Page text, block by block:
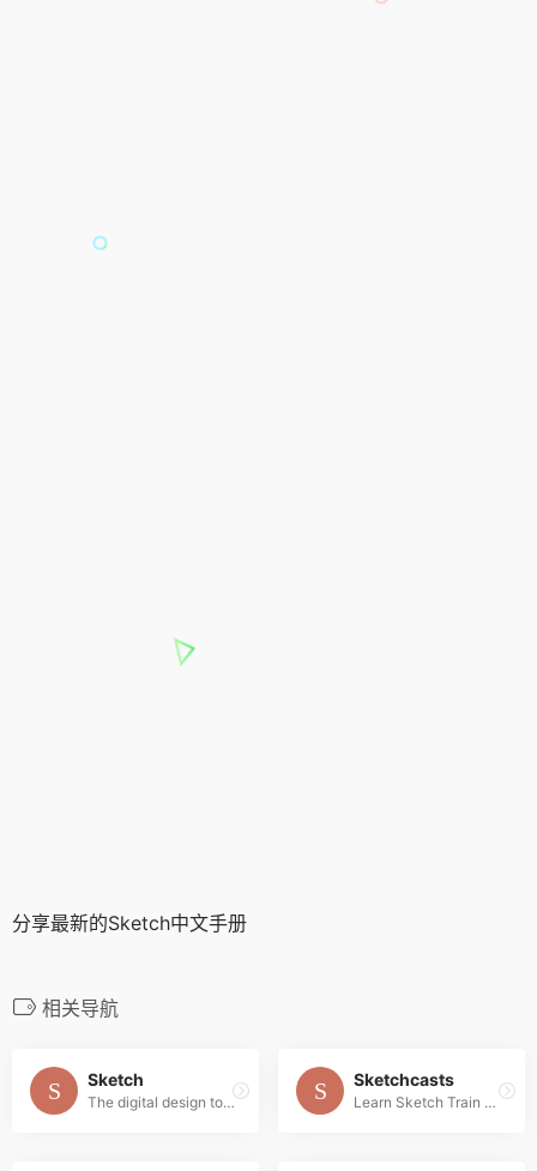
分享最新的Sketch中文手册
相关导航
Sketch
The digital design toolkit
Sketchcasts
Learn Sketch Train your design skills with a weekly video tutorial